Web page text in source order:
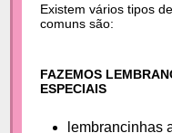
Existem vários tipos
comuns são:
FAZEMOS
ESPECIAIS
lembrancinhas